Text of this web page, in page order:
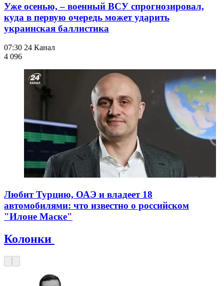
Уже осенью, – военный ВСУ спрогнозировал,
куда в первую очередь может ударить
украинская баллистика
07:30 24 Канал
4 096
Любит Турцию, ОАЭ и владеет 18
автомобилями: что известно о российском
"Илоне Маске"
Колонки